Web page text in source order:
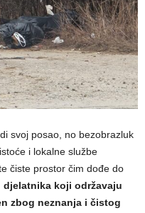
svoj posao, no bezobrazluk
i lokalne službe
čiste prostor čim dođe do
djelatnika koji održavaju
zbog neznanja i čistog